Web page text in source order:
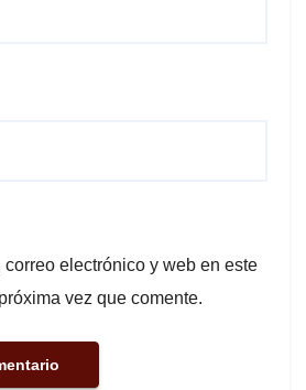
electrónico y web en este
vez que comente.